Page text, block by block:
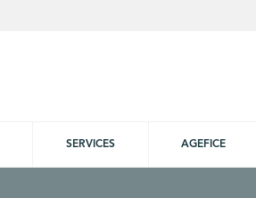
SERVICES AGEFICE